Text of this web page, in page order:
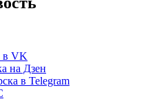
в VK
на Дзен
в Telegram